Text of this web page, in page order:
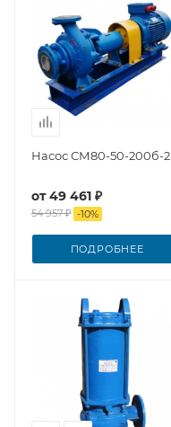
Насос СМ80-50-200б-2
от49 461 ₽
54 957 ₽ -10%
ПОДРОБНЕЕ